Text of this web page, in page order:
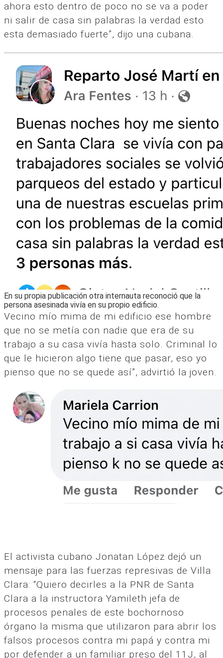
ahora esto dentro de poco no se va a poder
ni salir de casa sin palabras la verdad esto
esta demasiado fuerte”, dijo una cubana.
En su propia publicación otra internauta reconoció que la
persona asesinada vivía en su propio edificio.
Vecino mío mima de mi edificio ese hombre
que no se metía con nadie que era de su
trabajo a su casa vivía hasta solo. Criminal lo
que le hicieron algo tiene que pasar, eso yo
pienso que no se quede así”, advirtió la joven.
El activista cubano Jonatan López dejó un
mensaje para las fuerzas represivas de Villa
Clara: “Quiero decirles a la PNR de Santa
Clara a la instructora Yamileth jefa de
procesos penales de este bochornoso
órgano la misma que utilizaron para abrir los
falsos procesos contra mi papá y contra mi
por defender a un familiar preso del 11J, al